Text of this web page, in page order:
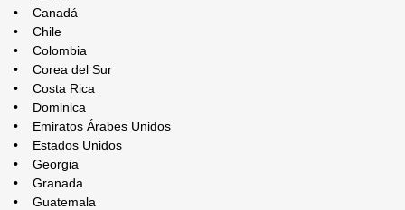
• Canadá
• Chile
• Colombia
• Corea del Sur
• Costa Rica
• Dominica
• Emiratos Árabes Unidos
• Estados Unidos
• Georgia
• Granada
• Guatemala